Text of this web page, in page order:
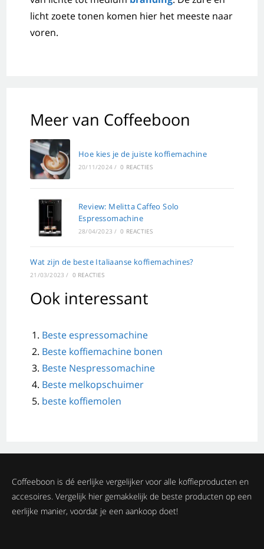
licht zoete tonen komen hier het meeste naar
voren.
Meer van Coffeeboon
Hoe kies je de juiste koffiemachine
20/11/2024 / 0 REACTIES
Review: Melitta Caffeo Solo
Espressomachine
28/04/2023 / 0 REACTIES
Wat zijn de beste Italiaanse koffiemachines?
21/03/2023 / 0 REACTIES
Ook interessant
Beste espressomachine
Beste koffiemachine bonen
Beste Nespressomachine
Beste melkopschuimer
beste koffiemolen
Coffeeboon is dé eerlijke vergelijker voor alle koffieproducten en
accesoires. Vergelijk hier gemakkelijk de beste producten op een
eerlijke manier, voordat je een aankoop doet!